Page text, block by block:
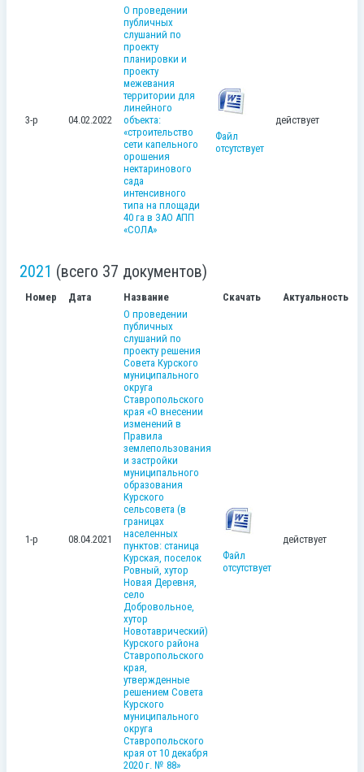
3-р 04.02.2022
О проведении
публичных
слушаний по
проекту
планировки и
проекту
межевания
территории для
линейного
объекта:
«строительство
сети капельного
орошения
нектаринового
сада
интенсивного
типа на площади
40 га в ЗАО АПП
«СОЛА»
Файл
отсутствует
действует
2021 (всего 37 документов)
Номер Дата Название Скачать Актуальность
1-р 08.04.2021
О проведении
публичных
слушаний по
проекту решения
Совета Курского
муниципального
округа
Ставропольского
края «О внесении
изменений в
Правила
землепользования
и застройки
муниципального
образования
Курского
сельсовета (в
границах
населенных
пунктов: станица
Курская, поселок
Ровный, хутор
Новая Деревня,
село
Добровольное,
хутор
Новотаврический)
Курского района
Ставропольского
края,
утвержденные
решением Совета
Курского
муниципального
округа
Ставропольского
края от 10 декабря
2020 г. № 88»
Файл
отсутствует
действует